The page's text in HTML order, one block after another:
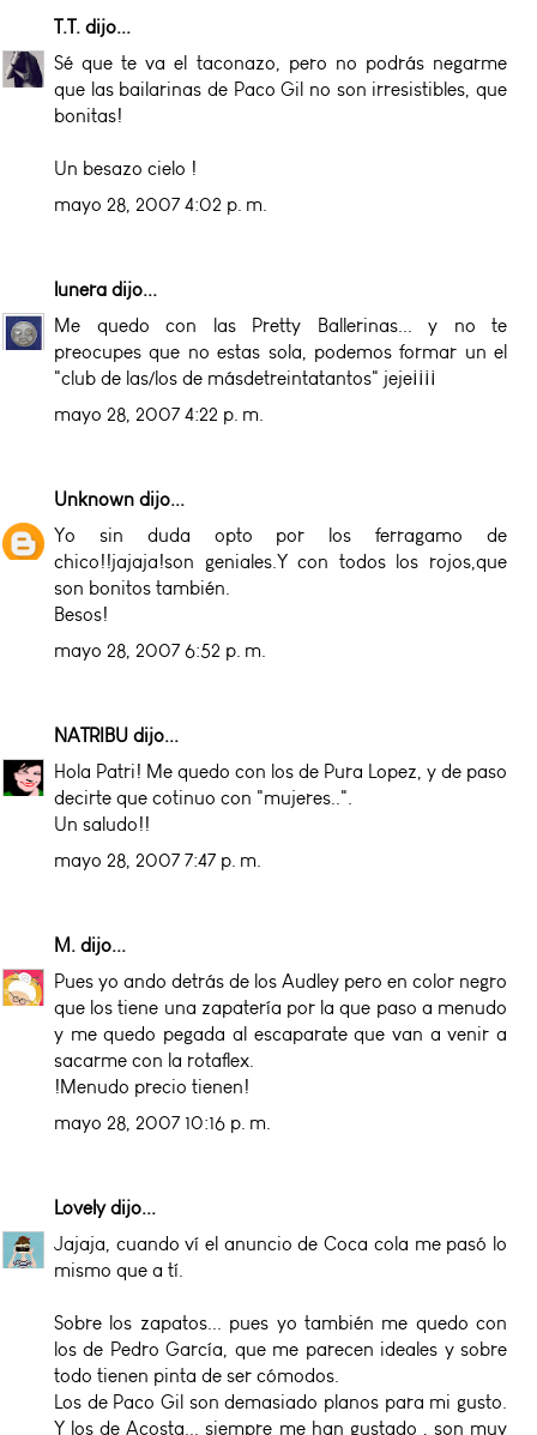
T.T. dijo...
Sé que te va el taconazo, pero no podrás negarme
que las bailarinas de Paco Gil no son irresistibles, que
bonitas!
Un besazo cielo !
mayo 28, 2007 4:02 p. m.
lunera dijo...
Me quedo con las Pretty Ballerinas... y no te
preocupes que no estas sola, podemos formar un el
"club de las/los de másdetreintatantos" jeje¡¡¡¡
mayo 28, 2007 4:22 p. m.
Unknown dijo...
Yo sin duda opto por los ferragamo de
chico!!jajaja!son geniales.Y con todos los rojos,que
son bonitos también.
Besos!
mayo 28, 2007 6:52 p. m.
NATRIBU dijo...
Hola Patri! Me quedo con los de Pura Lopez, y de paso
decirte que cotinuo con "mujeres..".
Un saludo!!
mayo 28, 2007 7:47 p. m.
M. dijo...
Pues yo ando detrás de los Audley pero en color negro
que los tiene una zapatería por la que paso a menudo
y me quedo pegada al escaparate que van a venir a
sacarme con la rotaflex.
!Menudo precio tienen!
mayo 28, 2007 10:16 p. m.
Lovelydijo...
Jajaja, cuando ví el anuncio de Coca cola me pasó lo
mismo que a tí.
Sobre los zapatos... pues yo también me quedo con
los de Pedro García, que me parecen ideales y sobre
todo tienen pinta de ser cómodos.
Los de Paco Gil son demasiado planos para mi gusto.
Y los de Acosta... siempre me han gustado , son muy